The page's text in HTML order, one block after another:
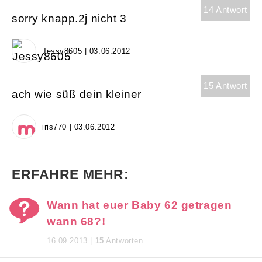
14 Antwort
sorry knapp.2j nicht 3
Jessy8605 | 03.06.2012
15 Antwort
ach wie süß dein kleiner
iris770 | 03.06.2012
ERFAHRE MEHR:
Wann hat euer Baby 62 getragen
wann 68?!
16.09.2013 | 15 Antworten